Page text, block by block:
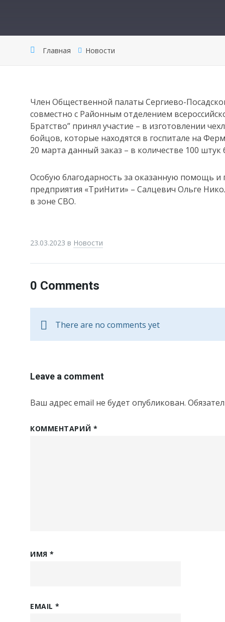
Главная Новости
Член Общественной палаты Сергиево-
совместно с Районным отделением
Братство” принял участие – в изготовлении
бойцов, которые находятся в госпитале на
20 марта данный заказ – в количестве 100
Особую благодарность за оказанную помощь
предприятия «ТриНити» – Салцевич Ольге
в зоне СВО.
23.03.2023 в Новости
0 Comments
There are no comments yet
Leave a comment
Ваш адрес email не будет опубликован.
КОММЕНТАРИЙ *
ИМЯ*
EMAIL*